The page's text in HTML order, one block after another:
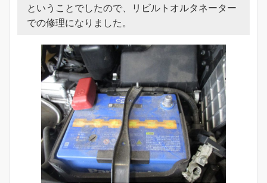
ということでしたので、リビルトオルタネーター
での修理になりました。